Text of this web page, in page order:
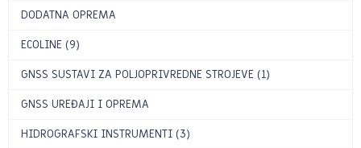
DODATNA OPREMA
ECOLINE (9)
GNSS SUSTAVI ZA POLJOPRIVREDNE STROJEVE (1)
GNSS UREĐAJI I OPREMA
HIDROGRAFSKI INSTRUMENTI (3)